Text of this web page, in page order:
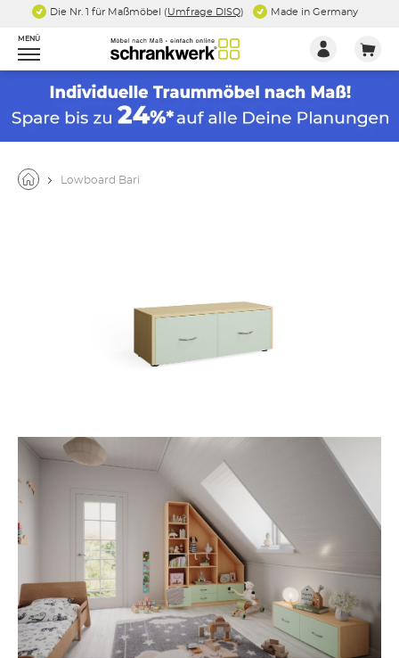
Die Nr. 1 für Maßmöbel (Umfrage DISQ) Made in Germany
MENÜ
Lowboard Bari